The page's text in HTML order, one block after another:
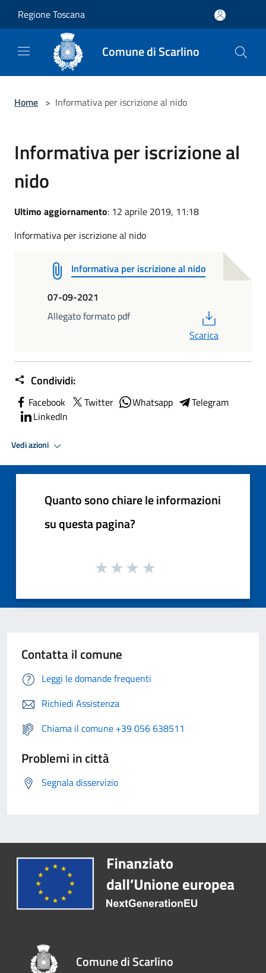
Regione Toscana
Comune di Scarlino
Home > Informativa per iscrizione al nido
Informativa per iscrizione al
nido
Ultimo aggiornamento: 12 aprile 2019, 11:18
Informativa per iscrizione al nido
Informativa per iscrizione al nido
07-09-2021
Allegato formato pdf
Scarica
Condividi:
Facebook Twitter Whatsapp
Telegram
LinkedIn
Vedi azioni
Quanto sono chiare le informazioni
su questa pagina?
Contatta il comune
Leggi le domande frequenti
Richiedi Assistenza
Chiama il comune +39 056 638511
Problemi in città
Segnala disservizio
Comune di Scarlino